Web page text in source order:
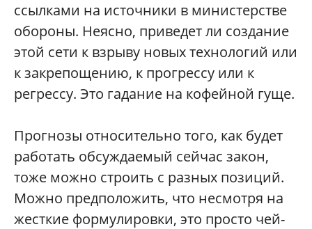
ссылками на источники в министерстве
обороны. Неясно, приведет ли создание
этой сети к взрыву новых технологий или
к закрепощению, к прогрессу или к
регрессу. Это гадание на кофейной гуще.
Прогнозы относительно того, как будет
работать обсуждаемый сейчас закон,
тоже можно строить с разных позиций.
Можно предположить, что несмотря на
жесткие формулировки, это просто чей-